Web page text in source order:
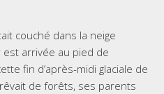
couché dans la neige
est arrivée au pied de
fin d’après-midi glaciale de
de forêts, ses parents